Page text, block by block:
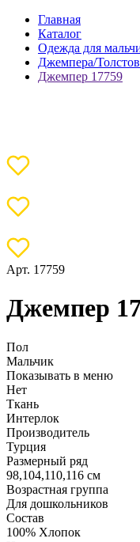
Главная
Каталог
Одежда для
Джемпера/
Джемпер 17759
Арт. 17759
Джемпер
Пол
Мальчик
Показывать в меню
Нет
Ткань
Интерлок
Производитель
Турция
Размерный ряд
98,104,110,116 см
Возрастная группа
Для дошкольников
Состав
100% Хлопок